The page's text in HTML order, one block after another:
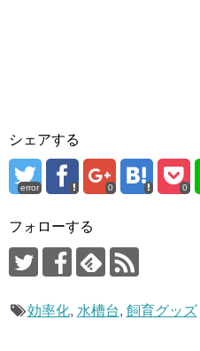
シェアする
error 0 0
フォローする
効率化, 水槽台, 飼育グッズ